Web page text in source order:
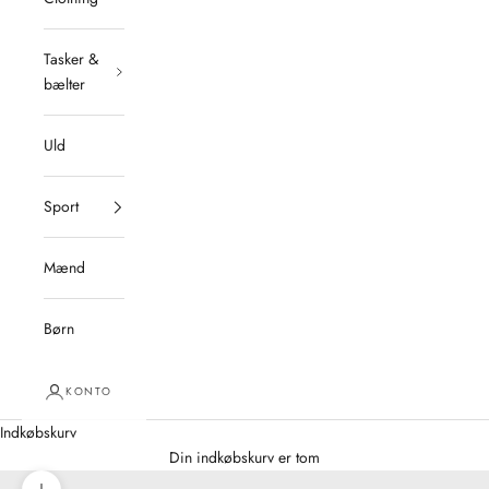
Tasker &
bælter
Uld
Sport
Mænd
Børn
KONTO
Indkøbskurv
Din indkøbskurv er tom